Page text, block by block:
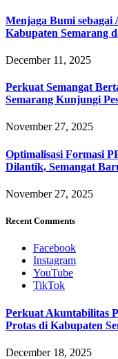
Menjaga Bumi sebagai
Kabupaten Semarang
December 11, 2025
Perkuat Semangat
Semarang Kunjungi
November 27, 2025
Optimalisasi Formasi
Dilantik, Semangat
November 27, 2025
Recent Comments
Facebook
Instagram
YouTube
TikTok
Perkuat Akuntabilitas
Protas di Kabupaten
December 18, 2025